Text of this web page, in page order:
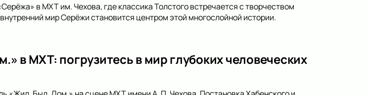
в МХТ им. Чехова, где классика Толстого встречается с творчеством
мир Серёжи становится центром этой многослойной истории.
в МХТ: погрузитесь в мир глубоких человеческих